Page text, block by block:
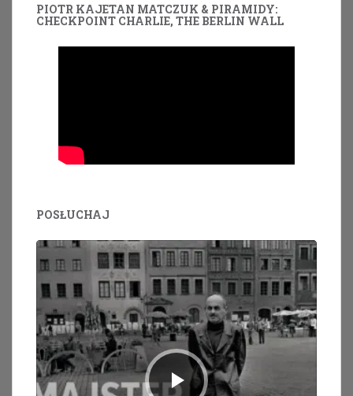
PIOTR KAJETAN MATCZUK & PIRAMIDY:
CHECKPOINT CHARLIE, THE BERLIN WALL
POSŁUCHAJ
Odtwarzacz
dźwiękowych